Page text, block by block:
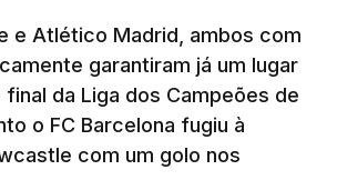
e Atlético Madrid, ambos com
garantiram já um lugar
da Liga dos Campeões de
o FC Barcelona fugiu à
com um golo nos